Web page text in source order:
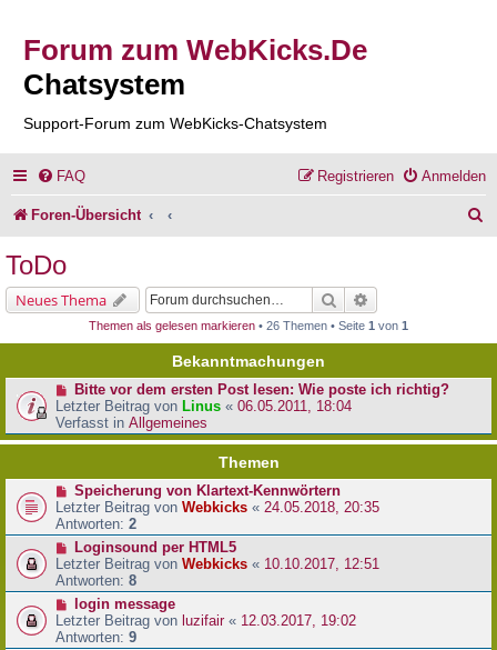
Forum zum WebKicks.De
Chatsystem
Support-Forum zum WebKicks-Chatsystem
FAQ Anmelden
Registrieren
Foren-Übersicht
e
ToDo
Neues Thema Suche
Themen als gelesen markieren • 26 Themen • Seite 1 von 1
Bekanntmachungen
Bitte vor dem ersten Post lesen: Wie poste ich richtig?
Letzter Beitrag von Linus « 06.05.2011, 18:04
Verfasst in Allgemeines
Themen
Speicherung von Klartext-Kennwörtern
Letzter Beitrag von Webkicks « 24.05.2018, 20:35
Antworten: 2
Loginsound per HTML5
Letzter Beitrag von Webkicks « 10.10.2017, 12:51
Antworten: 8
login message
Letzter Beitrag von luzifair« 12.03.2017, 19:02
Antworten: 9